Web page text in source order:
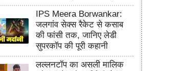
IPS Meera Borwankar:
जलगांव सेक्स रैकेट से कसाब
की फांसी तक, जानिए लेडी
सुपरकॉप की पूरी कहानी
लल्लनटॉप का असली मालिक